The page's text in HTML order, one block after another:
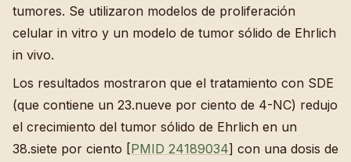
tumores. Se utilizaron modelos de proliferación
celular in vitro y un modelo de tumor sólido de Ehrlich
in vivo.
Los resultados mostraron que el tratamiento con SDE
(que contiene un 23.nueve por ciento de 4-NC) redujo
el crecimiento del tumor sólido de Ehrlich en un
38.siete por ciento [PMID 24189034] con una dosis de